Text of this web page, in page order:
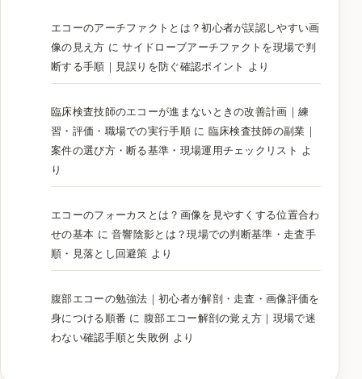
エコーのアーチファクトとは？初心者が誤認しやすい画
像の見え方 にサイドローブアーチファクトを現場で判
断する手順｜見誤りを防ぐ確認ポイント より
臨床検査技師のエコーが進まないときの改善計画｜練
習・評価・職場での実行手順に 臨床検査技師の副業｜
案件の選び方・断る基準・現場運用チェックリスト よ
り
エコーのフォーカスとは？画像を見やすくする位置合わ
せの基本 に音響陰影とは？現場での判断基準・走査手
順・見落とし回避策 より
腹部エコーの勉強法｜初心者が解剖・走査・画像評価を
身につける順番 に 腹部エコー解剖の覚え方｜現場で迷
わない確認手順と失敗例 より